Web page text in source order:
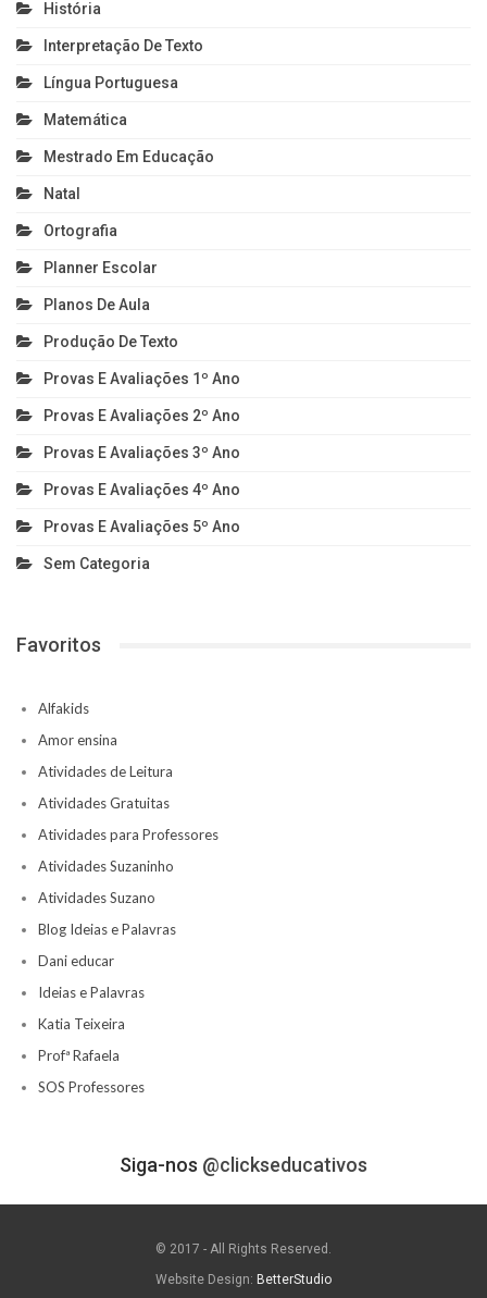
História
Interpretação De Texto
Língua Portuguesa
Matemática
Mestrado Em Educação
Natal
Ortografia
Planner Escolar
Planos De Aula
Produção De Texto
Provas E Avaliações 1º Ano
Provas E Avaliações 2º Ano
Provas E Avaliações 3º Ano
Provas E Avaliações 4º Ano
Provas E Avaliações 5º Ano
Sem Categoria
Favoritos
Alfakids
Amor ensina
Atividades de Leitura
Atividades Gratuitas
Atividades para Professores
Atividades Suzaninho
Atividades Suzano
Blog Ideias e Palavras
Dani educar
Ideias e Palavras
Katia Teixeira
Profª Rafaela
SOS Professores
Siga-nos @clickseducativos
© 2017 - All Rights Reserved.
Website Design: BetterStudio